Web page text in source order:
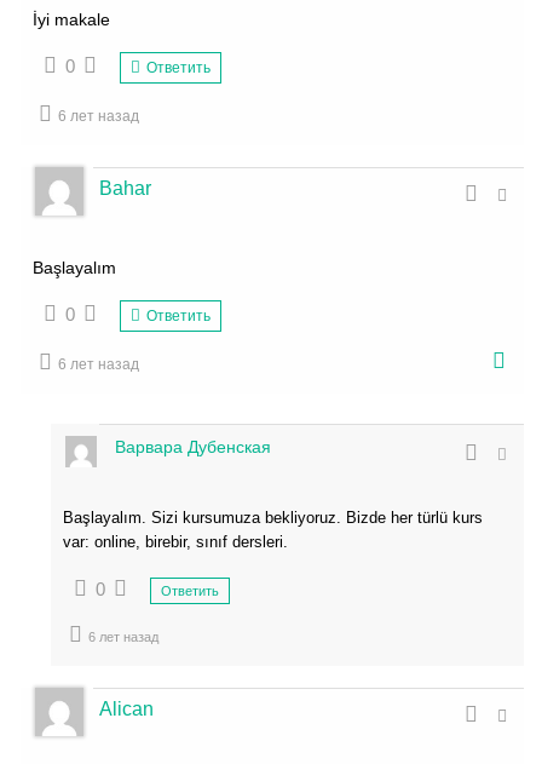
İyi makale
0 Ответить
6 лет назад
Bahar
Başlayalım
0 Ответить
6 лет назад
Варвара Дубенская
Başlayalım. Sizi kursumuza bekliyoruz. Bizde her türlü kurs
var: online, birebir, sınıf dersleri.
0 Ответить
6 лет назад
Alican